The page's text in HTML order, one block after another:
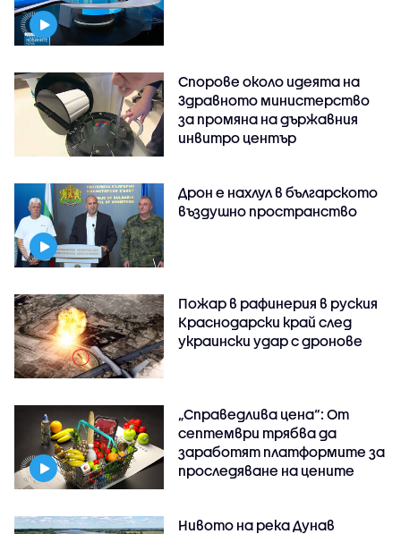
Спорове около идеята на
Здравното министерство
за промяна на държавния
инвитро център
Дрон е нахлул в българското
въздушно пространство
Пожар в рафинерия в руския
Краснодарски край след
украински удар с дронове
„Справедлива цена“: От
септември трябва да
заработят платформите за
проследяване на цените
Нивото на река Дунав